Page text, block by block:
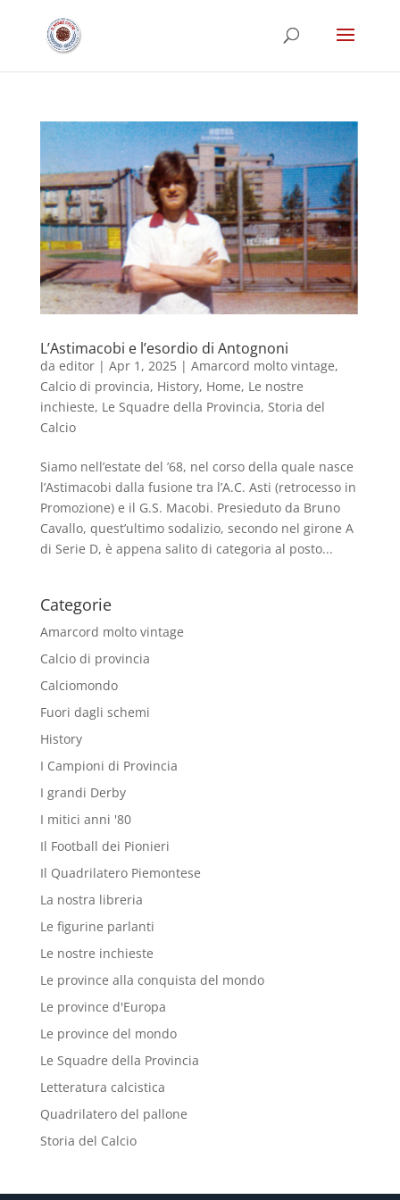
L’Astimacobi e l’esordio di Antognoni
da editor| Apr 1, 2025| Amarcord molto vintage,
Calcio di provincia, History, Home, Le nostre
inchieste, Le Squadre della Provincia, Storia del
Calcio
Siamo nell’estate del ’68, nel corso della quale nasce
l’Astimacobi dalla fusione tra l’A.C. Asti (retrocesso in
Promozione) e il G.S. Macobi. Presieduto da Bruno
Cavallo, quest’ultimo sodalizio, secondo nel girone A
di Serie D, è appena salito di categoria al posto...
Categorie
Amarcord molto vintage
Calcio di provincia
Calciomondo
Fuori dagli schemi
History
I Campioni di Provincia
I grandi Derby
I mitici anni '80
Il Football dei Pionieri
Il Quadrilatero Piemontese
La nostra libreria
Le figurine parlanti
Le nostre inchieste
Le province alla conquista del mondo
Le province d'Europa
Le province del mondo
Le Squadre della Provincia
Letteratura calcistica
Quadrilatero del pallone
Storia del Calcio